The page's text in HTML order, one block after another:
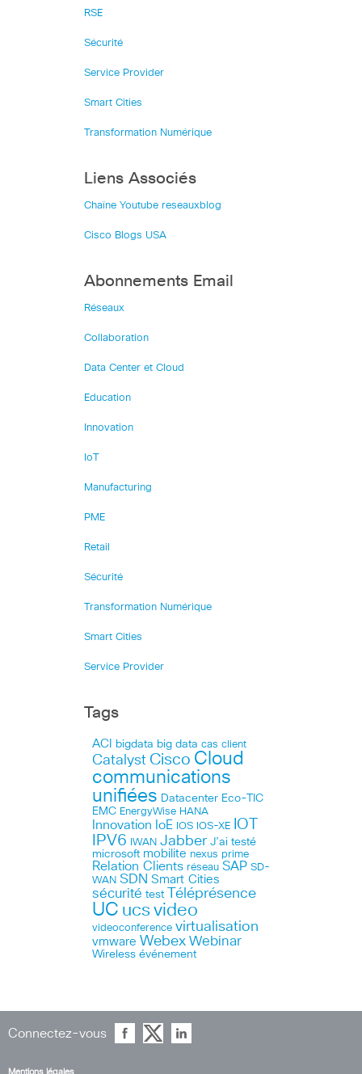
RSE
Sécurité
Service Provider
Smart Cities
Transformation Numérique
Liens Associés
Chaîne Youtube reseauxblog
Cisco Blogs USA
Abonnements Email
Réseaux
Collaboration
Data Center et Cloud
Education
Innovation
IoT
Manufacturing
PME
Retail
Sécurité
Transformation Numérique
Smart Cities
Service Provider
Tags
ACI bigdata big data cas client
Catalyst Cisco Cloud
communications
unifiées Datacenter Eco-TIC
EMC EnergyWise HANA
Innovation IoE IOS IOS-XE IOT
IPV6 IWAN Jabber J’ai testé
microsoft mobilite nexus prime
Relation Clients réseau SAP SD-
WAN SDN Smart Cities
sécurité test Téléprésence
UC ucs video
videoconference virtualisation
vmware Webex Webinar
Wireless événement
Connectez-vous
Mentions légales